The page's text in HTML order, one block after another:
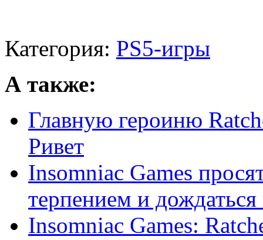
Категория: PS5-игры
А также:
Главную героиню
Ривет
Insomniac Games
терпением и
Insomniac Games: